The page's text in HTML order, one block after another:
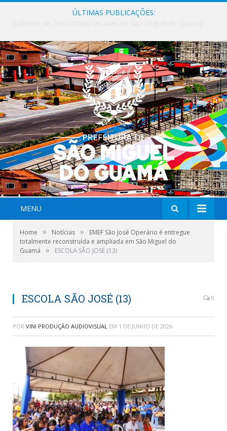
ÚLTIMAS PUBLICAÇÕES:
MENU
Home » Notícias »
EMEF São José Operário é entregue
totalmente reconstruída e ampliada em São Miguel do
Guamá
» ESCOLA SÃO JOSÉ (13)
ESCOLA SÃO JOSÉ (13) 0
POR VINI PRODUÇÃO AUDIOVISUAL EM 1 DE JUNHO DE 2026